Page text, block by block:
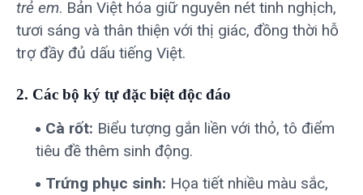
trẻ em. Bản Việt hóa giữ nguyên nét tinh nghịch,
tươi sáng và thân thiện với thị giác, đồng thời hỗ
trợ đầy đủ dấu tiếng Việt.
2. Các bộ ký tự đặc biệt độc đáo
Cà rốt: Biểu tượng gắn liền với thỏ, tô điểm
tiêu đề thêm sinh động.
Trứng phục sinh: Họa tiết nhiều màu sắc,